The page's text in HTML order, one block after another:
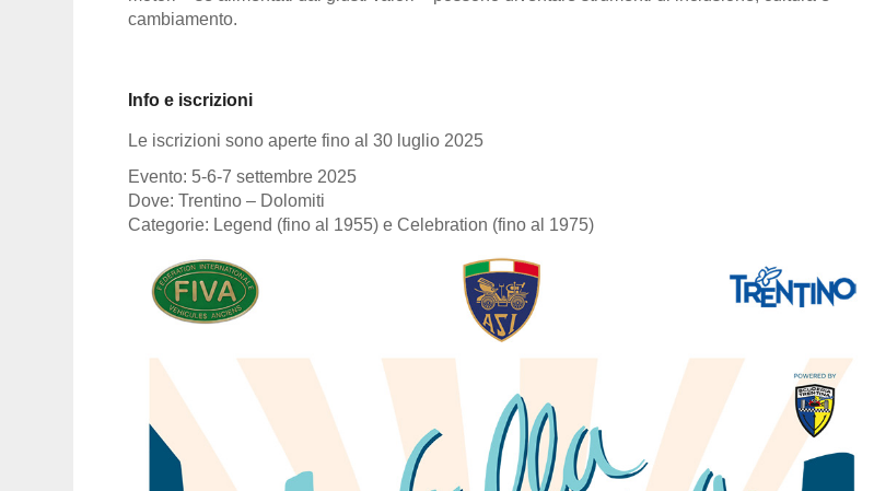
cambiamento.
Info e iscrizioni
Le iscrizioni sono aperte fino al30 luglio 2025
Evento: 5-6-7 settembre 2025
Dove:Trentino – Dolomiti
Categorie: Legend (fino al 1955) eCelebration (fino al 1975)